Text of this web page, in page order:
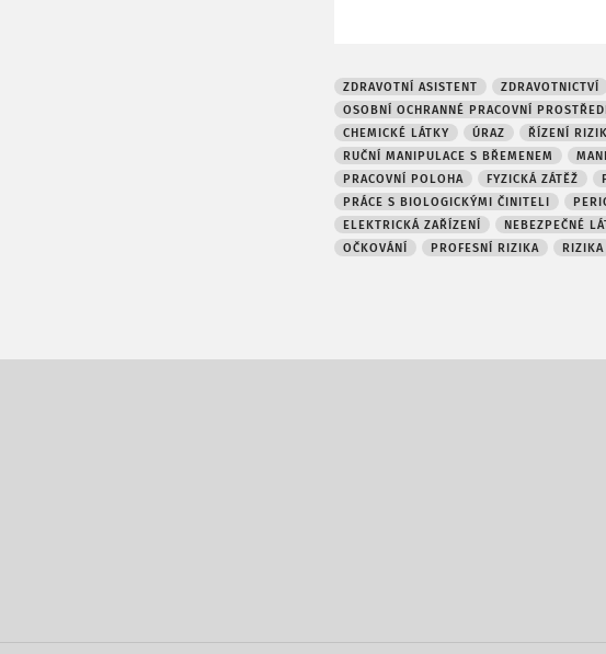
ZDRAVOTNÍ ASISTENT ZDRAVOTNICTVÍ
OSOBNÍ OCHRANNÉ PRACOVNÍ
CHEMICKÉ LÁTKY
ÚRAZ ŘÍZENÍ RIZIK
RUČNÍ MANIPULACE S BŘEMENEM
PRACOVNÍ POLOHA
FYZICKÁ ZÁTĚŽ
PRÁCE S BIOLOGICKÝMI ČINITELI
ELEKTRICKÁ ZAŘÍZENÍ
NEBEZPEČNÉ
OČKOVÁNÍ
PROFESNÍ RIZIKA RIZIKA